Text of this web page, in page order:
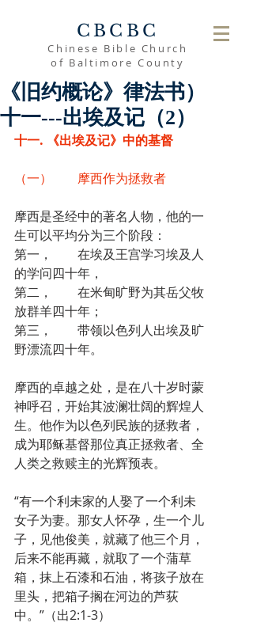
CBCBC
Chinese Bible Church
of Baltimore County
《旧约概论》律法书）
十一---出埃及记（2）
十一. 《出埃及记》中的基督
（一）	摩西作为拯救者
摩西是圣经中的著名人物，他的一
生可以平均分为三个阶段：
第一，	在埃及王宫学习埃及人
的学问四十年，
第二，	在米甸旷野为其岳父牧
放群羊四十年；
第三，	带领以色列人出埃及旷
野漂流四十年。
摩西的卓越之处，是在八十岁时蒙
神呼召，开始其波澜壮阔的辉煌人
生。他作为以色列民族的拯救者，
成为耶稣基督那位真正拯救者、全
人类之救赎主的光辉预表。
“有一个利未家的人娶了一个利未
女子为妻。那女人怀孕，生一个儿
子，见他俊美，就藏了他三个月，
后来不能再藏，就取了一个蒲草
箱，抹上石漆和石油，将孩子放在
里头，把箱子搁在河边的芦荻
中。”（出2:1-3）